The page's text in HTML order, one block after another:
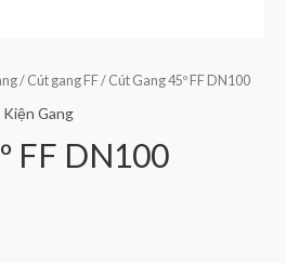
/ Cút gang FF/ Cút Gang 45º FF DN100
Kiện Gang
FF DN100